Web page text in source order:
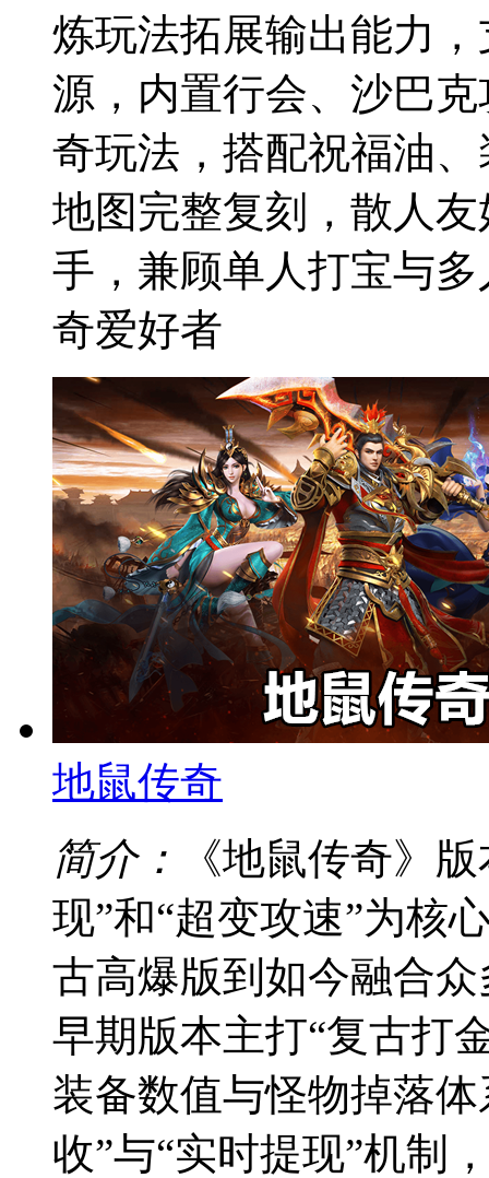
炼玩法拓展输出能力
源，内置行会、沙巴
奇玩法，搭配祝福油
地图完整复刻，散人
手，兼顾单人打宝与
奇爱好者
地鼠传奇
简介：
《地鼠传奇》
现”和“超变攻速”为核
古高爆版到如今融合
早期版本主打“复古打
装备数值与怪物掉落
收”与“实时提现”机制